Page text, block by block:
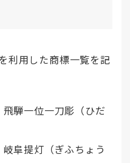
利用した商標一覧を記
騨一位一刀彫（ひだ
阜提灯（ぎふちょう